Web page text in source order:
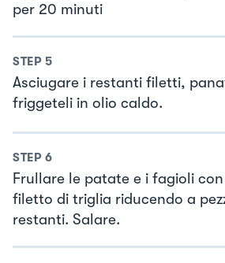
per 20 minuti
STEP 5
Asciugare i restanti filetti,
friggeteli in olio caldo.
STEP 6
Frullare le patate e i fagioli
filetto di triglia riducendo a
restanti. Salare.